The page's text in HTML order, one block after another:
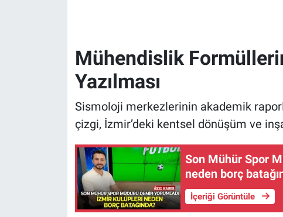
Mühendislik
Yazılması
Sismoloji merkezlerinin akademik
çizgi, İzmir’deki kentsel dönüşüm ve
Son Mühür Spor
neden borç
İçeriği Görüntüle